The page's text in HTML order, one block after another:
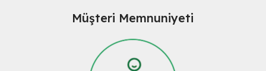
Müşteri Memnuniyeti